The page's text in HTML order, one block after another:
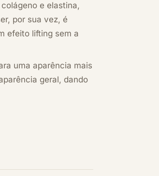
e elastina,
por sua vez, é
efeito lifting sem a
uma aparência mais
geral, dando